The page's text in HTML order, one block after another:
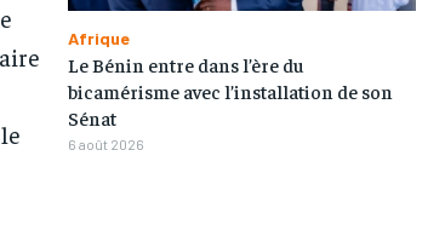
you are billed
subscription.
you are billed
subscription.
Afrique
Le Bénin entre dans l’ère du
bicamérisme avec l’installation de son
Sénat
6 août 2026